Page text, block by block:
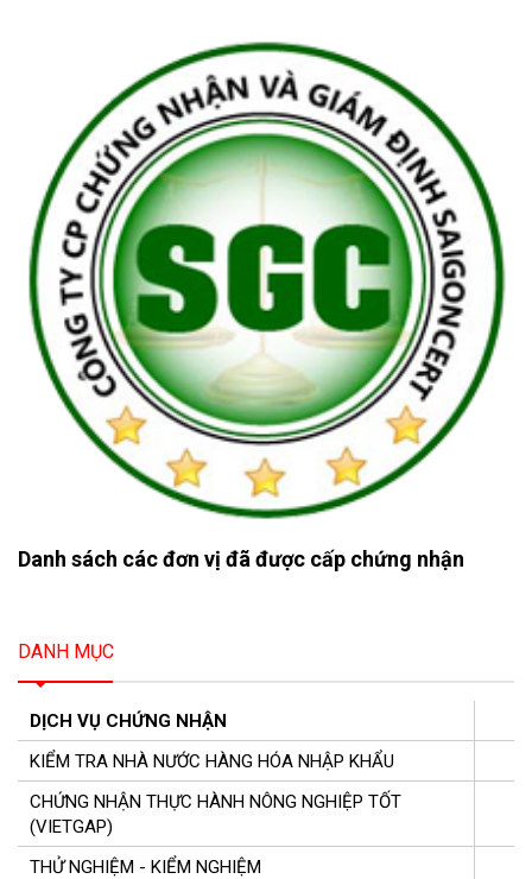
Danh sách các đơn vị đã được cấp chứng nhận
DANH MỤC
DỊCH VỤ CHỨNG NHẬN
KIỂM TRA NHÀ NƯỚC HÀNG HÓA NHẬP KHẨU
CHỨNG NHẬN THỰC HÀNH NÔNG NGHIỆP TỐT
(VIETGAP)
THỬ NGHIỆM - KIỂM NGHIỆM